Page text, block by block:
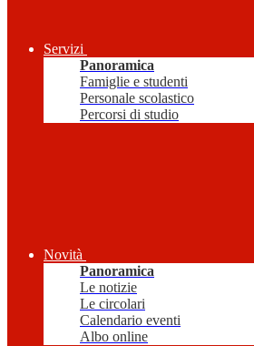
Servizi
Panoramica
Famiglie e studenti
Personale scolastico
Percorsi di studio
Novità
Panoramica
Le notizie
Le circolari
Calendario eventi
Albo online